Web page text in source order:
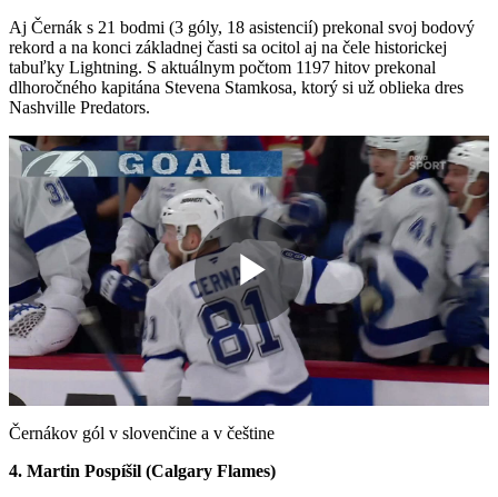
Aj Černák s 21 bodmi (3 góly, 18 asistencií) prekonal svoj bodový
rekord a na konci základnej časti sa ocitol aj na čele historickej
tabuľky Lightning. S aktuálnym počtom 1197 hitov prekonal
dlhoročného kapitána Stevena Stamkosa, ktorý si už oblieka dres
Nashville Predators.
Play
Video
Černákov gól v slovenčine a v češtine
4. Martin Pospíšil (Calgary Flames)